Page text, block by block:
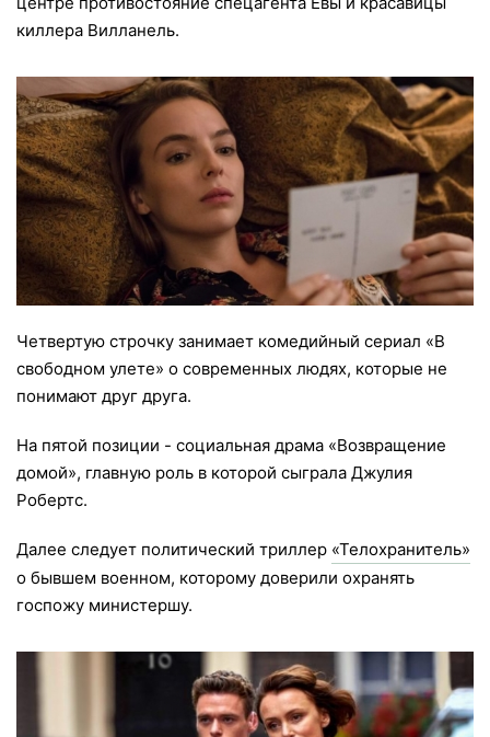
киллера Вилланель.
Четвертую строчку занимает комедийный сериал «В
свободном улете» о современных людях, которые не
понимают друг друга.
На пятой позиции - социальная драма «Возвращение
домой», главную роль в которой сыграла Джулия
Робертс.
Далее следует политический триллер «Телохранитель»
о бывшем военном, которому доверили охранять
госпожу министершу.